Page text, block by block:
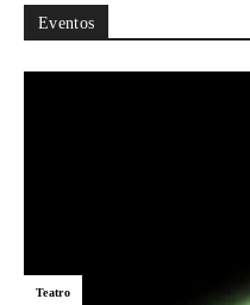
Eventos
Teatro